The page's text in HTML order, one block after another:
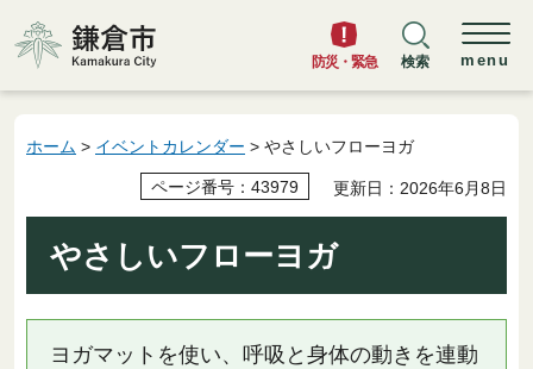
鎌倉市
防災・緊急 検索 menu
ホーム > イベントカレンダー > やさしいフローヨガ
ページ番号：43979 更新日：2026年6月8日
やさしいフローヨガ
ヨガマットを使い、呼吸と身体の動きを連動